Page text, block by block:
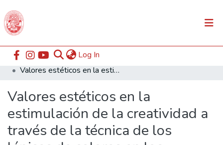
Log In
Communities & Collections
All of DSpace
Statistics
Home ESABAC
Facultad de Educación
Valores estéticos en la estimulación de la creatividad a través de la técnica de los lápices de colores en los estudiantes del cuarto grado ‘’b’’ de la Institución Educativa Comercio N° 41 de Cusco
Valores estéticos en la
estimulación de la creatividad a
través de la técnica de los